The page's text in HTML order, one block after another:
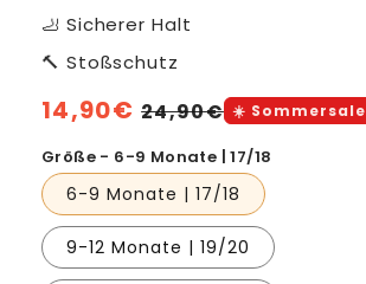
🦶 Sicherer Halt
🔨 Stoßschutz
Normaler
Preis
14,90€ Verkaufspreis
24,90€ ☀️ Sommersale
Größe - 6-9 Monate | 17/18
6-9 Monate | 17/18
9-12 Monate | 19/20